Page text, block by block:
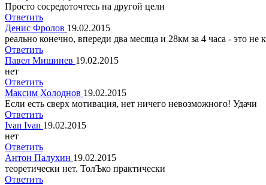
Просто сосредоточтесь на другой цели
Ответить
Денис Фролов 19.02.2015
реально конечно, впереди два месяца и 28км за 4 часа - это
Ответить
Павел Мишинев 19.02.2015
нет
Ответить
Максим Холоднов 19.02.2015
Если есть сверх мотивация, нет ничего невозможного! Удачи
Ответить
Ivan Ivan 19.02.2015
нет
Ответить
Антон Палухин 19.02.2015
теоретически нет. ТолЪко практически
Ответить